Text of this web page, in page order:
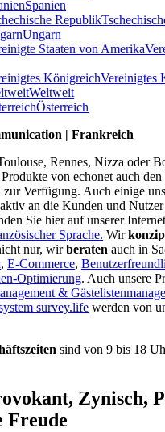
Spanien
Ungarn
Vereinigtes
Weltweit
Österreich
| Frankreich
Rennes, Nizza oder
von echonet auch
Verfügung. Auch einige
an die Kunden und
Sie hier auf unserer
Sprache. Wir
nur, wirberaten auch in
, E-Commerce,
Optimierung. Auch unsere
&
survey.life werden von
sind von 9 bis 18
Zynisch,
Freude